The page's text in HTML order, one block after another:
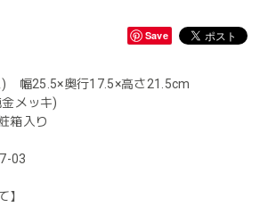
Save
) 幅25.5×奥行17.5×高さ21.5cm
メッキ)
箱入り
03
】